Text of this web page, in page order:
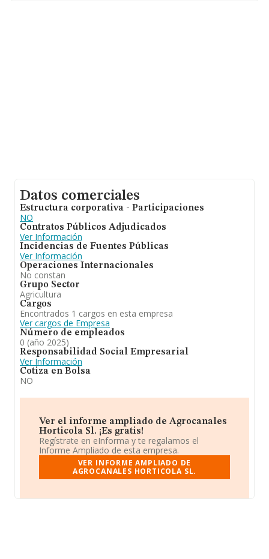
Datos comerciales
Estructura corporativa - Participaciones
NO
Contratos Públicos Adjudicados
Ver Información
Incidencias de Fuentes Públicas
Ver Información
Operaciones Internacionales
No constan
Grupo Sector
Agricultura
Cargos
Encontrados 1 cargos en esta empresa
Ver cargos de Empresa
Número de empleados
0 (año 2025)
Responsabilidad Social Empresarial
Ver Información
Cotiza en Bolsa
NO
Ver el informe ampliado de Agrocanales
Horticola Sl. ¡Es gratis!
Regístrate en eInforma y te regalamos el
Informe Ampliado de esta empresa.
VER INFORME AMPLIADO DE
AGROCANALES HORTICOLA SL.